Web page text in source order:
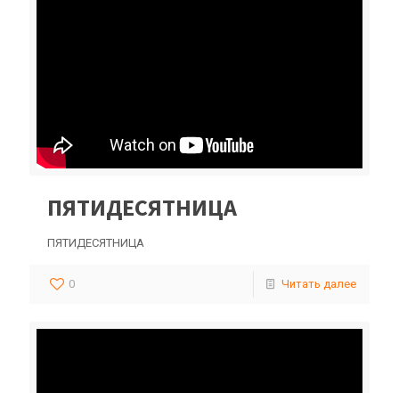
ПЯТИДЕСЯТНИЦА
ПЯТИДЕСЯТНИЦА
0 Читать далее